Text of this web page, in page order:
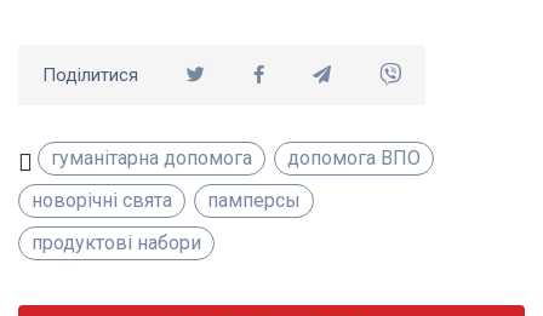
Поділитися
гуманітарна допомога
допомога ВПО
новорічні свята
памперсы
продуктові набори